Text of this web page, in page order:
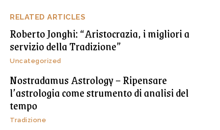
RELATED ARTICLES
Roberto Jonghi: “Aristocrazia, i migliori a
servizio della Tradizione”
Uncategorized
Nostradamus Astrology – Ripensare
l’astrologia come strumento di analisi del
tempo
Tradizione